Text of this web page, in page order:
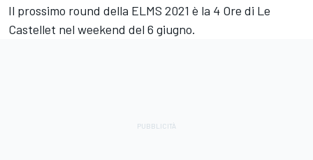
Il prossimo round della ELMS 2021 è la 4 Ore di Le
Castellet nel weekend del 6 giugno.